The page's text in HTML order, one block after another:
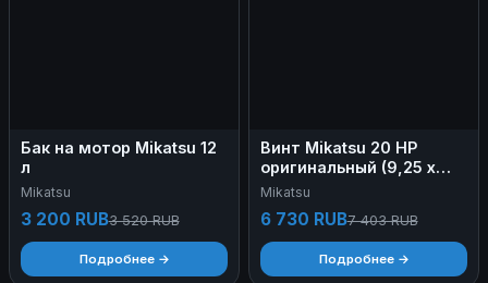
Бак на мотор Mikatsu 12
л
Mikatsu
3 200 RUB3 520 RUB
Подробнее →
Винт Mikatsu 20 HP
оригинальный (9,25 х
10,5)
Mikatsu
6 730 RUB7 403 RUB
Подробнее →